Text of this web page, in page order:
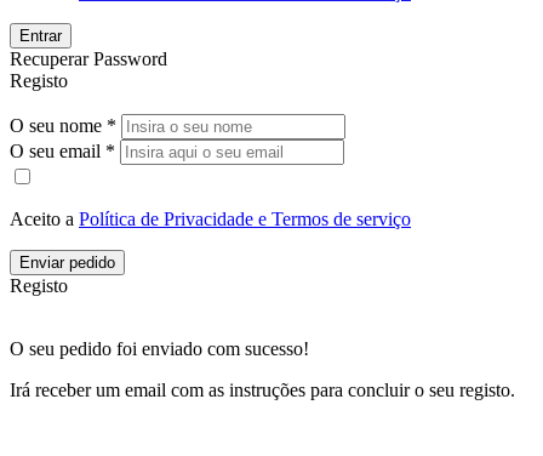
Entrar
Recuperar Password
Registo
O seu nome *
O seu email *
Aceito a Política de Privacidade e Termos de serviço
Enviar pedido
Registo
O seu pedido foi enviado com sucesso!
Irá receber um email com as instruções para concluir o seu registo.